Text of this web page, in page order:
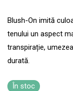
Blush-On imită
tenului un aspect
transpirație,
durată.
În stoc